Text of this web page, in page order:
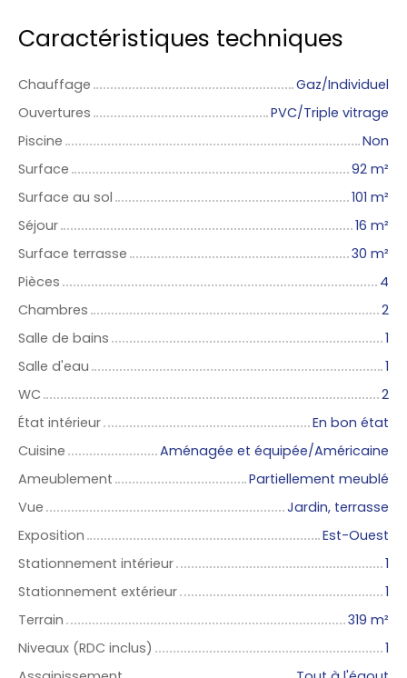
Caractéristiques techniques
Chauffage
Gaz/Individuel
Ouvertures
PVC/Triple vitrage
Piscine
Non
Surface
92 m²
Surface au sol
101 m²
Séjour
16 m²
Surface terrasse
30 m²
Pièces
4
Chambres
2
Salle de bains
1
Salle d'eau
1
WC
2
État intérieur
En bon état
Cuisine
Aménagée et équipée/Américaine
Ameublement
Partiellement meublé
Vue
Jardin, terrasse
Exposition
Est-Ouest
Stationnement intérieur
1
Stationnement extérieur
1
Terrain
319 m²
Niveaux (RDC inclus)
1